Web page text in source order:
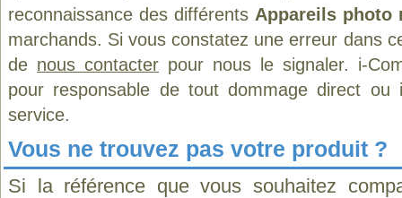
reconnaissance des différents Appareils photo
marchands. Si vous constatez une erreur dans
de nous contacter pour nous le signaler. i-
pour responsable de tout dommage direct
service.
Vous ne trouvez pas votre produit ?
Si la référence que vous souhaitez